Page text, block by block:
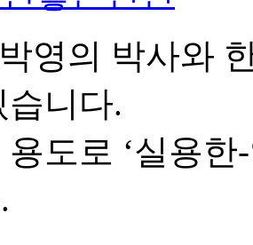
영의 박사와
니다.
도로 ‘실용